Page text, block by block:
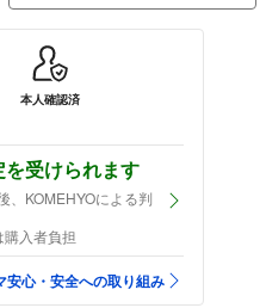
本人確認済
受けられます
、KOMEHYOによる判
入者負担
安心・安全への取り組み